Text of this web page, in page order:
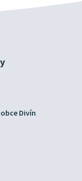
Divín